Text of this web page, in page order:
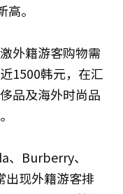
。
外籍游客购物需
1500韩元，在汇
品及海外时尚品
、Burberry、
出现外籍游客排